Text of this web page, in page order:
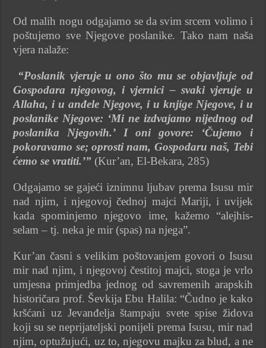
Od malih nogu odgajamo se da svim srcem volimo i
poštujemo sve Njegove poslanike. Tako nam naša
vjera nalaže:
“Poslanik vjeruje u ono što mu se objavljuje od
Gospodara njegovog, i vjernici – svaki vjeruje u
Allaha, i u anđele Njegove, i u knjige Njegove, i u
poslanike Njegove: ‘Mi ne izdvajamo nijednog od
poslanika Njegovih.’ I oni govore: ‘Čujemo i
pokoravamo se; oprosti nam, Gospodaru naš, Tebi
ćemo se vratiti.’” (Kur’an, El-Bekara, 285)
Odgajamo se gajeći iznimnu ljubav prema Isusu mir
nad njim, i njegovoj čednoj majci Mariji, i uvijek
kada spominjemo njegovo ime, kažemo “alejhis-
selam – tj. neka je mir (spas) na njega”.
Kur’an časni s velikim poštovanjem govori o Isusu
mir nad njim, i njegovoj čestitoj majci, stoga je vrlo
umjesna primjedba jednog od savremenih arapskih
historičara prof. Ševkija Ebu Halila: “Čudno je kako
kršćani uz Jevanđelja štampaju svete spise židova
koji su se neprijateljski ponijeli prema Isusu, mir nad
njim, optužujući, uz to, njegovu majku za blud, a ne